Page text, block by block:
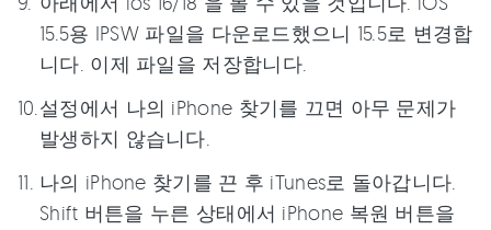
15.5용 IPSW 파일을 다운로드했으니 15.5로 변경합
니다. 이제 파일을 저장합니다.
설정에서 나의 iPhone 찾기를 끄면 아무 문제가
발생하지 않습니다.
나의 iPhone 찾기를 끈 후 iTunes로 돌아갑니다.
Shift 버튼을 누른 상태에서 iPhone 복원 버튼을